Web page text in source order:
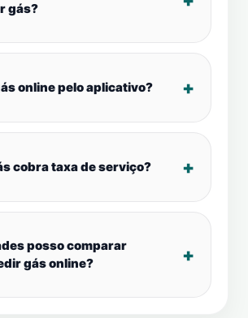
gás?
online pelo aplicativo?
cobra taxa de serviço?
posso comparar
gás online?